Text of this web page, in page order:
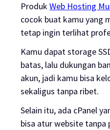
ProdukWeb Hosting
cocok buat kamu yang
tetap ingin terlihat
Kamu dapat storage
batas, lalu dukungan
akun, jadi kamu bisa
sekaligus tanpa ribet.
Selain itu, ada cPanel
bisa atur website tanpa